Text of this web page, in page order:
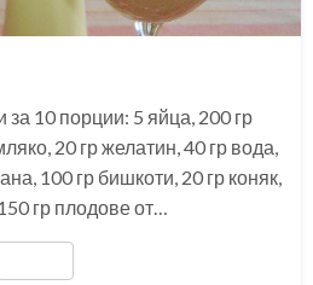
10 порции: 5 яйца, 200 гр
20 гр желатин, 40 гр вода,
100 гр бишкоти, 20 гр коняк,
гр плодове от…